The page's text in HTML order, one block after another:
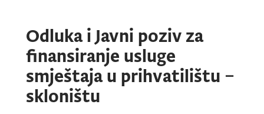
Odluka i Javni poziv za
finansiranje usluge
smještaja u prihvatilištu –
skloništu